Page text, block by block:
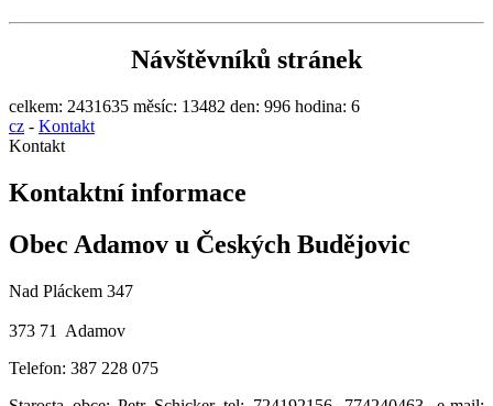
Návštěvníků stránek
celkem: 2431635 měsíc: 13482 den: 996 hodina: 6
cz - Kontakt
Kontakt
Kontaktní informace
Obec Adamov u Českých Budějovic
Nad Pláckem 347
373 71 Adamov
Telefon: 387 228 075